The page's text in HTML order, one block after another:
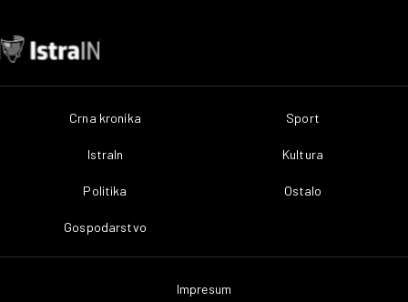
Crna kronika
IstraIn
Politika
Gospodarstvo
Sport
Kultura
Ostalo
Impresum